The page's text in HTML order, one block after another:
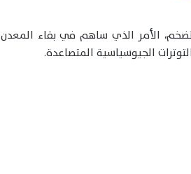
الأمر الذي ساهم في بقاء المعدن
الجيوسياسية المتصاعدة.